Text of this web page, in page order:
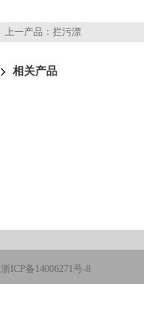
上一产品： 拦污漂
相关产品
浙ICP备14006271号-8